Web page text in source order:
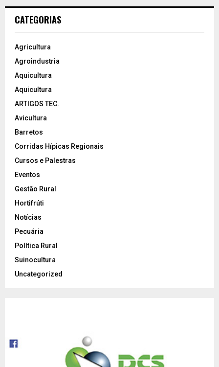
CATEGORIAS
Agricultura
Agroindustria
Aquicultura
Aquicultura
ARTIGOS TEC.
Avicultura
Barretos
Corridas Hípicas Regionais
Cursos e Palestras
Eventos
Gestão Rural
Hortifrúti
Notícias
Pecuária
Política Rural
Suinocultura
Uncategorized